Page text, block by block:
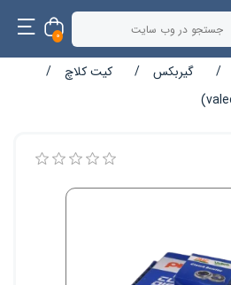
0
/ گیربکس / کیت کلاچ
/